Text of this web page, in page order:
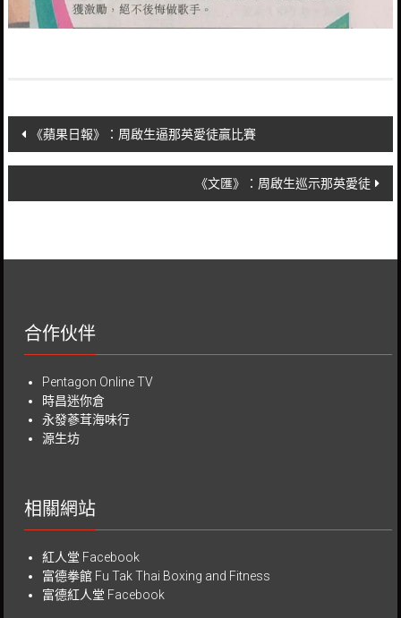
Post
navigation
《蘋果日報》：周啟生逼那英愛徒贏比賽
《文匯》：周啟生巡示那英愛徒
合作伙伴
Pentagon Online TV
時昌迷你倉
永發蔘茸海味行
源生坊
相關網站
紅人堂 Facebook
富德拳館 Fu Tak Thai Boxing and Fitness
富德紅人堂 Facebook